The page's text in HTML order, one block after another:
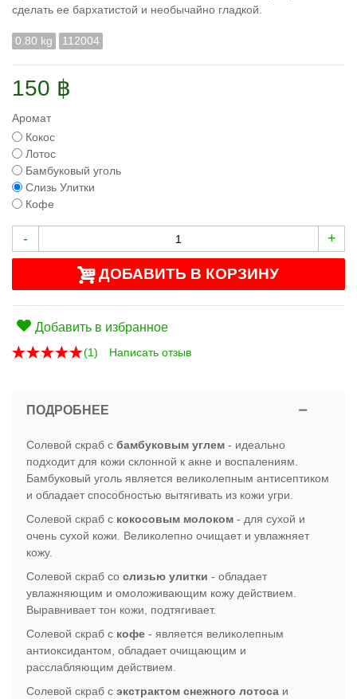
сделать ее бархатистой и необычайно гладкой.
0.80 kg 112004
150 ฿
Аромат
Кокос
Лотос
Бамбуковый уголь
Слизь Улитки
Кофе
- +
ДОБАВИТЬ В КОРЗИНУ
Добавить в избранное
(1) Написать отзыв
ПОДРОБНЕЕ
Солевой скраб сбамбуковым углем - идеально
подходит для кожи склонной к акне и воспалениям.
Бамбуковый уголь является великолепным антисептиком
и обладает способностью вытягивать из кожи угри.
Солевой скраб с кокосовым молоком - для сухой и
очень сухой кожи. Великолепно очищает и увлажняет
кожу.
Солевой скраб сослизью улитки - обладает
увлажняющим и омоложивающим кожу действием.
Выравнивает тон кожи, подтягивает.
Солевой скраб с кофе - является великолепным
антиоксидантом, обладает очищающим и
расслабляющим действием.
Солевой скраб сэкстрактом снежного лотоса и